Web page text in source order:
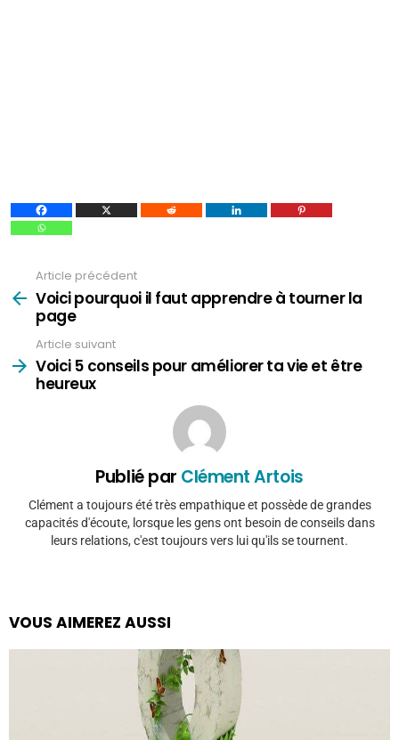
plus
Article précédent
Voici pourquoi il faut apprendre à tourner la
page
Article suivant
Voici 5 conseils pour améliorer ta vie et être
heureux
Publié par Clément Artois
Clément a toujours été très empathique et possède de grandes
capacités d'écoute, lorsque les gens ont besoin de conseils dans
leurs relations, c'est toujours vers lui qu'ils se tournent.
VOUS AIMEREZ AUSSI